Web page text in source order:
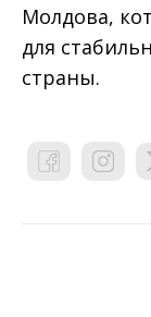
Молдова,
для
страны.